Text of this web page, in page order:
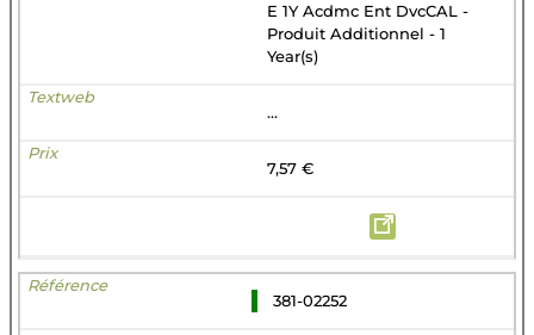
E 1Y Acdmc Ent DvcCAL -
Produit Additionnel - 1
Year(s)
...
7,57 €
381-02252